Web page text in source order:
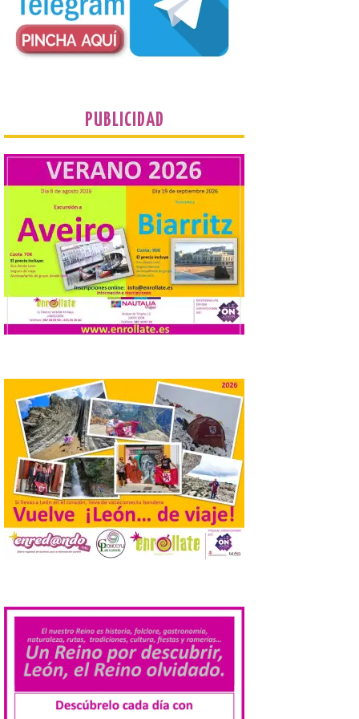
que llegan a la zona en
puntos como el faro de
Cabo Mayor, Cueto,
Corbanera o Ciriego y
Turismo de Extremadura
impulsa nuevas
iniciativas relacionadas
con el trío de eclipses para
afianzar a Extremadura
como referente en
astroturismo
8 Ago 2026
Extremadura cuenta con
uno de los cielos
estrellados con menor
contaminación lumínica
el año. La Dirección General de Turismo
ha puesto en marcha diversas iniciativas
relacionadas […]
Cabárceno prepara tres
enclaves privilegiados
desde los que divisar el
eclipse solar del 12 de
agosto
8 Ago 2026
hostelería. En Alto
Campoo continuará la
programación musical de Estación
Sonora. Peña Cabarga, elegido lugar
preferente en la comunidad autónoma,
contará con un dispositivo especial de
seguridad y acceso […]
PUBLICIDAD